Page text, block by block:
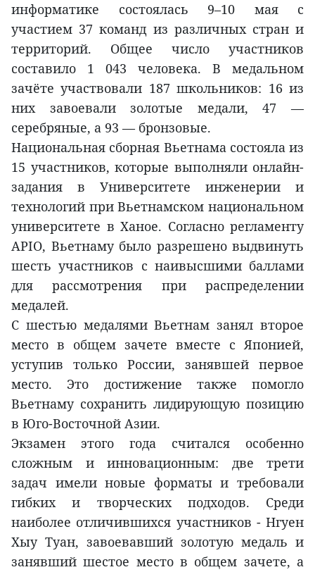
информатике состоялась 9–10 мая с
участием 37 команд из различных стран и
территорий. Общее число участников
составило 1 043 человека. В медальном
зачёте участвовали 187 школьников: 16 из
них завоевали золотые медали, 47 —
серебряные, а 93 — бронзовые.
Национальная сборная Вьетнама состояла из
15 участников, которые выполняли онлайн-
задания в Университете инженерии и
технологий при Вьетнамском национальном
университете в Ханое. Согласно регламенту
APIO, Вьетнаму было разрешено выдвинуть
шесть участников с наивысшими баллами
для рассмотрения при распределении
медалей.
С шестью медалями Вьетнам занял второе
место в общем зачете вместе с Японией,
уступив только России, занявшей первое
место. Это достижение также помогло
Вьетнаму сохранить лидирующую позицию
в Юго-Восточной Азии.
Экзамен этого года считался особенно
сложным и инновационным: две трети
задач имели новые форматы и требовали
гибких и творческих подходов. Среди
наиболее отличившихся участников - Нгуен
Хыу Туан, завоевавший золотую медаль и
занявший шестое место в общем зачете, а